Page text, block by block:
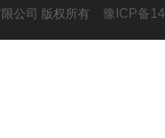
限公司 版权所有 豫ICP备